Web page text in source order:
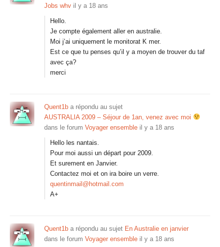
Jobs whv il y a 18 ans
Hello.
Je compte également aller en australie.
Moi j’ai uniquement le monitorat K mer.
Est ce que tu penses qu’il y a moyen de trouver du taf
avec ça?
merci
Quent1b a répondu au sujet
AUSTRALIA 2009 – Séjour de 1an, venez avec moi
dans le forum Voyager ensemble il y a 18 ans
Hello les nantais.
Pour moi aussi un départ pour 2009.
Et surement en Janvier.
Contactez moi et on ira boire un verre.
quentinmail@hotmail.com
A+
Quent1b a répondu au sujet En Australie en janvier
dans le forum Voyager ensemble il y a 18 ans